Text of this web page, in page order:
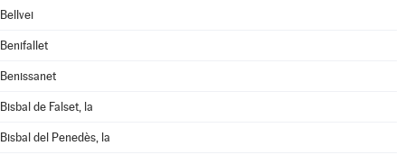
Bellvei
Benifallet
Benissanet
Bisbal de Falset, la
Bisbal del Penedès, la